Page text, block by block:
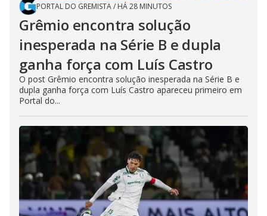
PORTAL DO GREMISTA/ HÁ 28 MINUTOS
Grêmio encontra solução
inesperada na Série B e dupla
ganha força com Luís Castro
O post Grêmio encontra solução inesperada na Série B e
dupla ganha força com Luís Castro apareceu primeiro em
Portal do...